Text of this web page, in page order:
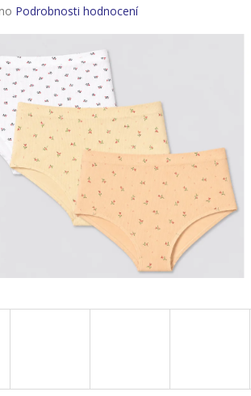
Podrobnosti hodnocení